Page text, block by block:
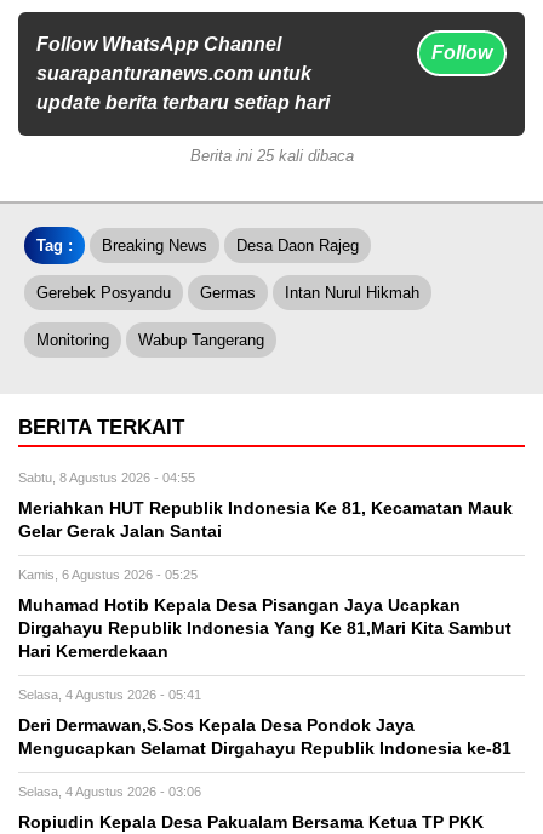
Follow WhatsApp Channel
suarapanturanews.com untuk
update berita terbaru setiap hari
Follow
Berita ini 25 kali dibaca
Tag : Breaking News Desa Daon Rajeg
Gerebek Posyandu Germas Intan Nurul Hikmah
Monitoring Wabup Tangerang
BERITA TERKAIT
Sabtu, 8 Agustus 2026 - 04:55
Meriahkan HUT Republik Indonesia Ke 81, Kecamatan Mauk
Gelar Gerak Jalan Santai
Kamis, 6 Agustus 2026 - 05:25
Muhamad Hotib Kepala Desa Pisangan Jaya Ucapkan
Dirgahayu Republik Indonesia Yang Ke 81,Mari Kita Sambut
Hari Kemerdekaan
Selasa, 4 Agustus 2026 - 05:41
Deri Dermawan,S.Sos Kepala Desa Pondok Jaya
Mengucapkan Selamat Dirgahayu Republik Indonesia ke-81
Selasa, 4 Agustus 2026 - 03:06
Ropiudin Kepala Desa Pakualam Bersama Ketua TP PKK